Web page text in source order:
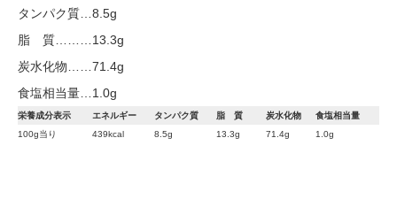
タンパク質…8.5g
脂 質………13.3g
炭水化物……71.4g
食塩相当量…1.0g
栄養成分表示 エネルギー タンパク質 脂 質 炭水化物
食塩相当量
100g当り
439kcal 8.5g 13.3g 71.4g 1.0g